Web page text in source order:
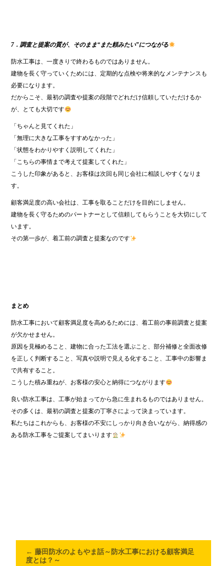
7．調査と提案の質が、そのまま“また頼みたい”につながる
防水工事は、一度きりで終わるものではありません。
建物を長く守っていくためには、定期的な点検や将来的なメンテナンスも
必要になります。
だからこそ、最初の調査や提案の段階でどれだけ信頼していただけるか
が、とても大切です
「ちゃんと見てくれた」
「無理に大きな工事をすすめなかった」
「状態をわかりやすく説明してくれた」
「こちらの事情まで考えて提案してくれた」
こうした印象があると、お客様は次回も同じ会社に相談しやすくなりま
す。
顧客満足度の高い会社は、工事を取ることだけを目的にしません。
建物を長く守るためのパートナーとして信頼してもらうことを大切にして
います。
その第一歩が、着工前の調査と提案なのです
まとめ
防水工事において顧客満足度を高めるためには、着工前の事前調査と提案
が欠かせません。
原因を見極めること、建物に合った工法を選ぶこと、部分補修と全面改修
を正しく判断すること、写真や説明で見える化すること、工事中の影響ま
で共有すること。
こうした積み重ねが、お客様の安心と納得につながります
良い防水工事は、工事が始まってから急に生まれるものではありません。
その多くは、最初の調査と提案の丁寧さによって決まっています。
私たちはこれからも、お客様の不安にしっかり向き合いながら、納得感の
ある防水工事をご提案してまいります
← 藤田防水のよもやま話～防水工事における顧客満足
度とは？～